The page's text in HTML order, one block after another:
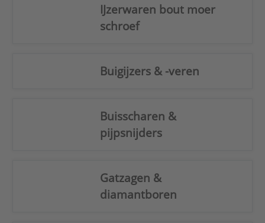
IJzerwaren bout moer
schroef
Buigijzers & -veren
Buisscharen &
pijpsnijders
Gatzagen &
diamantboren